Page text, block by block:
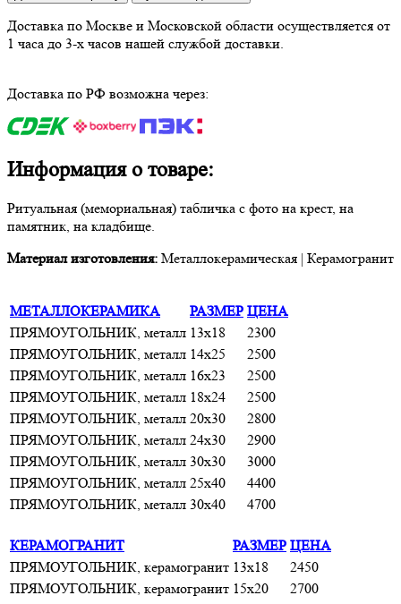
Доставка по Москве и Московской области осуществляется от
1 часа до 3-х часов нашей службой доставки.
Доставка по РФ возможна через:
Информация о товаре:
Ритуальная (мемориальная) табличка с фото на крест, на
памятник, на кладбище.
Материал изготовления: Металлокерамическая | Керамогранит
МЕТАЛЛОКЕРАМИКА РАЗМЕР ЦЕНА
ПРЯМОУГОЛЬНИК, металл 13х18
2300
ПРЯМОУГОЛЬНИК, металл 14х25
2500
ПРЯМОУГОЛЬНИК, металл 16х23
2500
ПРЯМОУГОЛЬНИК, металл 18х24
2500
ПРЯМОУГОЛЬНИК, металл 20х30
2800
ПРЯМОУГОЛЬНИК, металл 24х30
2900
ПРЯМОУГОЛЬНИК, металл 30х30
3000
ПРЯМОУГОЛЬНИК, металл 25х40
4400
ПРЯМОУГОЛЬНИК, металл 30х40 4700
КЕРАМОГРАНИТ РАЗМЕР ЦЕНА
ПРЯМОУГОЛЬНИК, керамогранит 13х18
2450
ПРЯМОУГОЛЬНИК, керамогранит 15х20
2700